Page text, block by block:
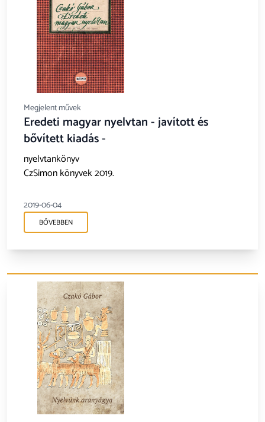
Megjelent művek
Eredeti magyar nyelvtan - javított és
bővített kiadás -
nyelvtankönyv
CzSimon könyvek 2019.
2019-06-04
BŐVEBBEN